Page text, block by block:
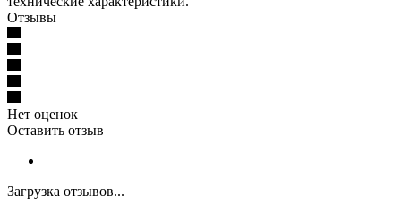
Отзывы
Нет оценок
Оставить отзыв
Загрузка отзывов...